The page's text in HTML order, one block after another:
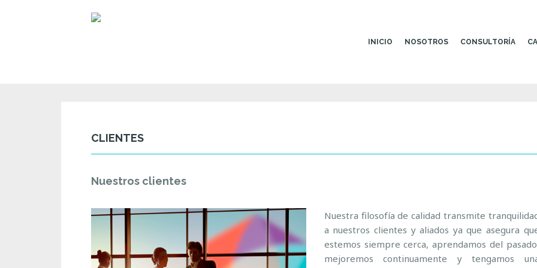
INICIO NOSOTROS CONSULTORÍA
CLIENTES
Nuestros clientes
Nuestra filosofía de calidad transmite
a nuestros clientes y aliados ya que asegura
estemos siempre cerca, aprendamos del
mejoremos continuamente y tengamos